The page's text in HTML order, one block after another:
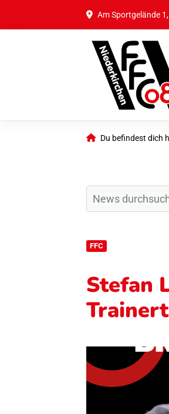
Am Sportgelände
Du befindest dich
FFC
Stefan